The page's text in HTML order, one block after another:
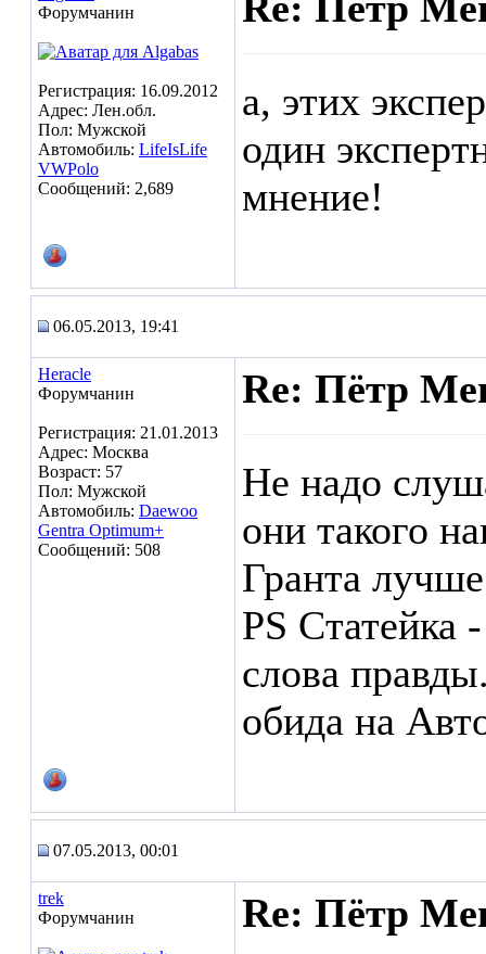
Форумчанин
Регистрация: 16.09.2012
Адрес: Лен.обл.
Пол: Мужской
Автомобиль: LifeIsLife
VWPolo
Сообщений: 2,689
а, этих
один
мнение!
06.05.2013, 19:41
Heracle
Форумчанин
Регистрация: 21.01.2013
Адрес: Москва
Возраст: 57
Пол: Мужской
Автомобиль: Daewoo
Gentra Optimum+
Сообщений: 508
Re: Пётр
Не надо
они такого
Гранта
PS Статейка
слова
обида на
07.05.2013, 00:01
trek
Форумчанин
Re: Пётр